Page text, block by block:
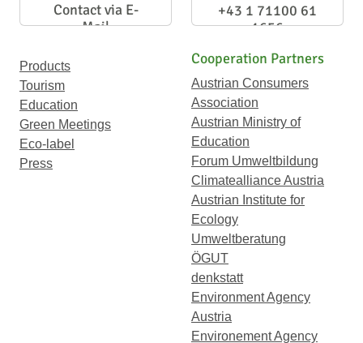
Contact via E-
Mail
+43 1 71100 61
1656
Products
Tourism
Education
Green Meetings
Eco-label
Press
Cooperation Partners
Austrian Consumers
Association
Austrian Ministry of
Education
Forum Umweltbildung
Climatealliance Austria
Austrian Institute for
Ecology
Umweltberatung
ÖGUT
denkstatt
Environment Agency
Austria
Environement Agency